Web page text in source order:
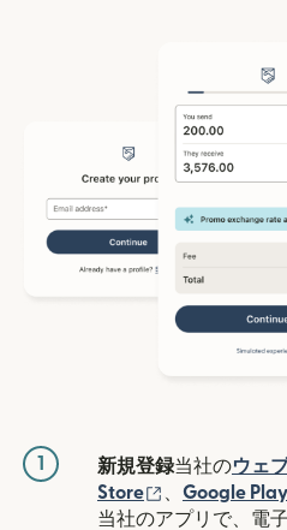
1 新規登録当社のウェ
Store
（別ウィン
Google Play
当社のアプリで、電